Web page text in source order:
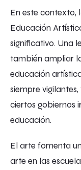
En este contexto,
Educación
significativo. Una
también ampliar
educación
siempre
ciertos gobiernos
educación.
El arte fomenta
arte en las